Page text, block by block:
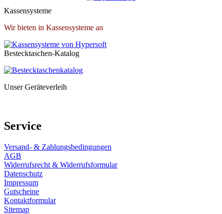
Kassensysteme
Wir bieten in Kassensysteme an
Bestecktaschen-Katalog
Unser Geräteverleih
Service
Versand- & Zahlungsbedingungen
AGB
Widerrufsrecht & Widerrufsformular
Datenschutz
Impressum
Gutscheine
Kontaktformular
Sitemap